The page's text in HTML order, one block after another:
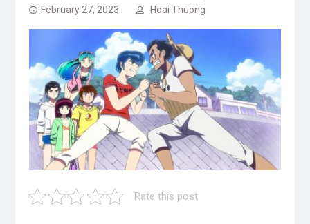
February 27, 2023 Hoai Thuong
Rate this post